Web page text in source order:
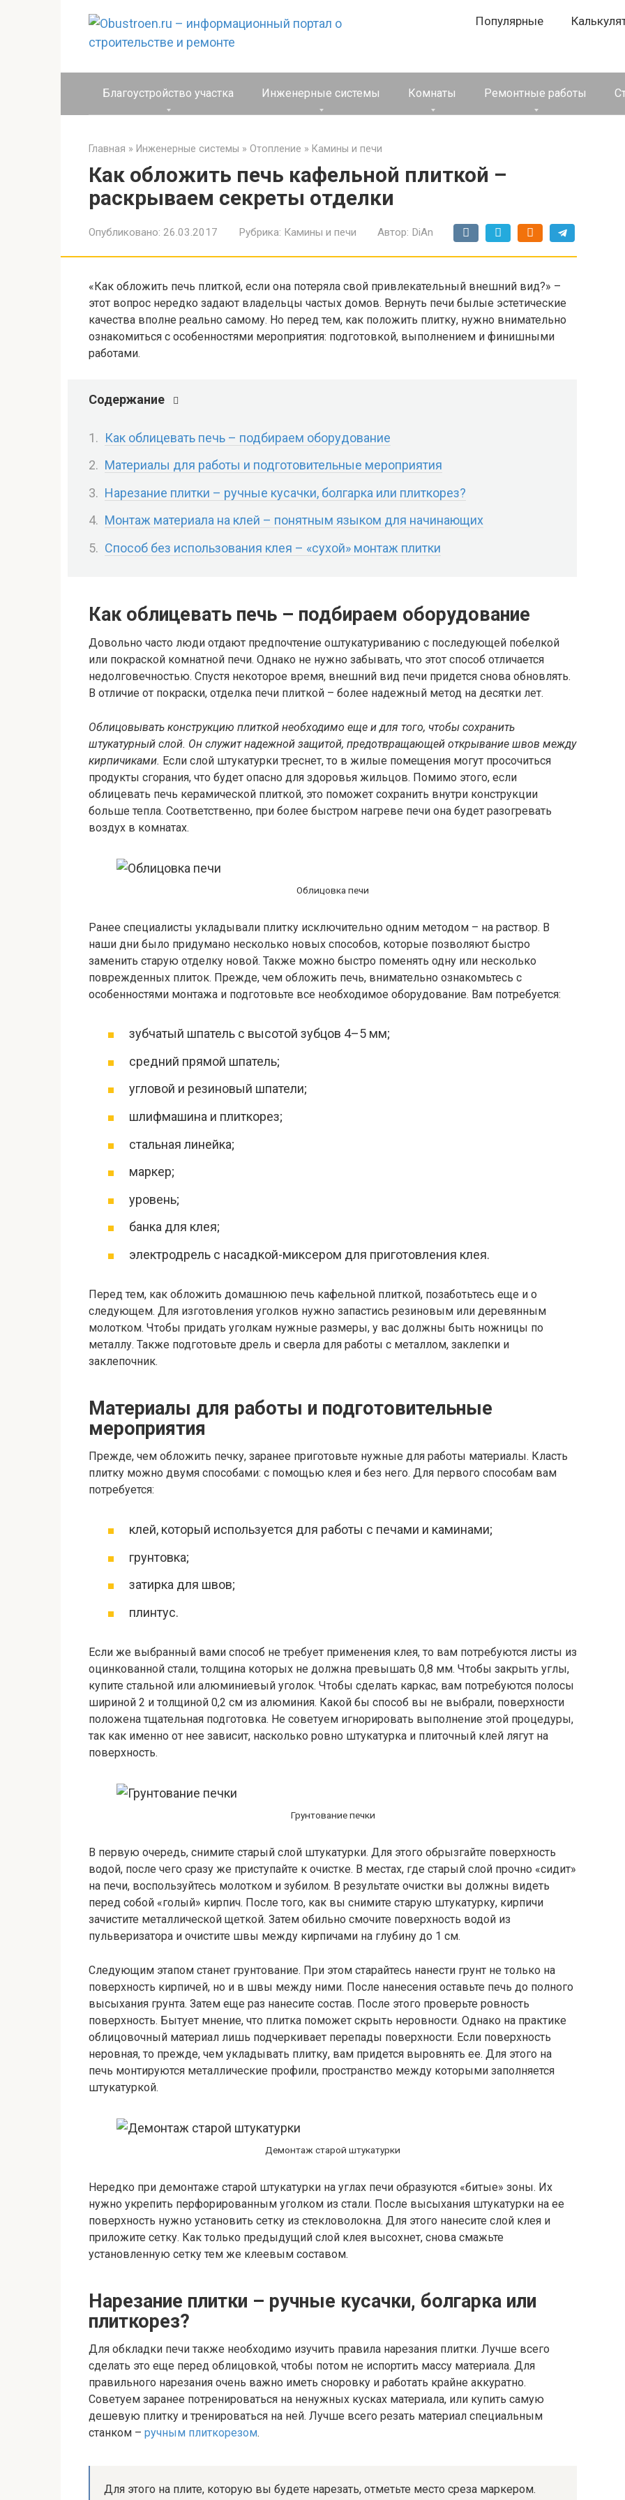
Популярные
Благоустройство участка Инженерные системы Комнаты Ремонтные работы
Главная » Инженерные системы » Отопление » Камины и печи
Как обложить печь кафельной плиткой –
раскрываем секреты отделки
Опубликовано: 26.03.2017 Рубрика: Камины и печи Автор: DiAn
«Как обложить печь плиткой, если она потеряла свой привлекательный внешний вид?» –
этот вопрос нередко задают владельцы частых домов. Вернуть печи былые эстетические
качества вполне реально самому. Но перед тем, как положить плитку, нужно внимательно
ознакомиться с особенностями мероприятия: подготовкой, выполнением и финишными
работами.
Содержание
Как облицевать печь – подбираем оборудование
Материалы для работы и подготовительные мероприятия
Нарезание плитки – ручные кусачки, болгарка или плиткорез?
Монтаж материала на клей – понятным языком для начинающих
Способ без использования клея – «сухой» монтаж плитки
Как облицевать печь – подбираем оборудование
Довольно часто люди отдают предпочтение оштукатуриванию с последующей побелкой
или покраской комнатной печи. Однако не нужно забывать, что этот способ отличается
недолговечностью. Спустя некоторое время, внешний вид печи придется снова обновлять.
В отличие от покраски, отделка печи плиткой – более надежный метод на десятки лет.
Облицовывать конструкцию плиткой необходимо еще и для того, чтобы сохранить
штукатурный слой. Он служит надежной защитой, предотвращающей открывание швов между
кирпичиками. Если слой штукатурки треснет, то в жилые помещения могут просочиться
продукты сгорания, что будет опасно для здоровья жильцов. Помимо этого, если
облицевать печь керамической плиткой, это поможет сохранить внутри конструкции
больше тепла. Соответственно, при более быстром нагреве печи она будет разогревать
воздух в комнатах.
Облицовка печи
Ранее специалисты укладывали плитку исключительно одним методом – на раствор. В
наши дни было придумано несколько новых способов, которые позволяют быстро
заменить старую отделку новой. Также можно быстро поменять одну или несколько
поврежденных плиток. Прежде, чем обложить печь, внимательно ознакомьтесь с
особенностями монтажа и подготовьте все необходимое оборудование. Вам потребуется:
зубчатый шпатель с высотой зубцов 4–5 мм;
средний прямой шпатель;
угловой и резиновый шпатели;
шлифмашина и плиткорез;
стальная линейка;
маркер;
уровень;
банка для клея;
электродрель с насадкой-миксером для приготовления клея.
Перед тем, как обложить домашнюю печь кафельной плиткой, позаботьтесь еще и о
следующем. Для изготовления уголков нужно запастись резиновым или деревянным
молотком. Чтобы придать уголкам нужные размеры, у вас должны быть ножницы по
металлу. Также подготовьте дрель и сверла для работы с металлом, заклепки и
заклепочник.
Материалы для работы и подготовительные
мероприятия
Прежде, чем обложить печку, заранее приготовьте нужные для работы материалы. Класть
плитку можно двумя способами: с помощью клея и без него. Для первого способам вам
потребуется:
клей, который используется для работы с печами и каминами;
грунтовка;
затирка для швов;
плинтус.
Если же выбранный вами способ не требует применения клея, то вам потребуются листы из
оцинкованной стали, толщина которых не должна превышать 0,8 мм. Чтобы закрыть углы,
купите стальной или алюминиевый уголок. Чтобы сделать каркас, вам потребуются полосы
шириной 2 и толщиной 0,2 см из алюминия. Какой бы способ вы не выбрали, поверхности
положена тщательная подготовка. Не советуем игнорировать выполнение этой процедуры,
так как именно от нее зависит, насколько ровно штукатурка и плиточный клей лягут на
поверхность.
Грунтование печки
В первую очередь, снимите старый слой штукатурки. Для этого обрызгайте поверхность
водой, после чего сразу же приступайте к очистке. В местах, где старый слой прочно «сидит»
на печи, воспользуйтесь молотком и зубилом. В результате очистки вы должны видеть
перед собой «голый» кирпич. После того, как вы снимите старую штукатурку, кирпичи
зачистите металлической щеткой. Затем обильно смочите поверхность водой из
пульверизатора и очистите швы между кирпичами на глубину до 1 см.
Следующим этапом станет грунтование. При этом старайтесь нанести грунт не только на
поверхность кирпичей, но и в швы между ними. После нанесения оставьте печь до полного
высыхания грунта. Затем еще раз нанесите состав. После этого проверьте ровность
поверхность. Бытует мнение, что плитка поможет скрыть неровности. Однако на практике
облицовочный материал лишь подчеркивает перепады поверхности. Если поверхность
неровная, то прежде, чем укладывать плитку, вам придется выровнять ее. Для этого на
печь монтируются металлические профили, пространство между которыми заполняется
штукатуркой.
Демонтаж старой штукатурки
Нередко при демонтаже старой штукатурки на углах печи образуются «битые» зоны. Их
нужно укрепить перфорированным уголком из стали. После высыхания штукатурки на ее
поверхность нужно установить сетку из стекловолокна. Для этого нанесите слой клея и
приложите сетку. Как только предыдущий слой клея высохнет, снова смажьте
установленную сетку тем же клеевым составом.
Нарезание плитки – ручные кусачки, болгарка или
плиткорез?
Для обкладки печи также необходимо изучить правила нарезания плитки. Лучше всего
сделать это еще перед облицовкой, чтобы потом не испортить массу материала. Для
правильного нарезания очень важно иметь сноровку и работать крайне аккуратно.
Советуем заранее потренироваться на ненужных кусках материала, или купить самую
дешевую плитку и тренироваться на ней. Лучше всего резать материал специальным
станком – ручным плиткорезом.
Для этого на плите, которую вы будете нарезать, отметьте место среза маркером.